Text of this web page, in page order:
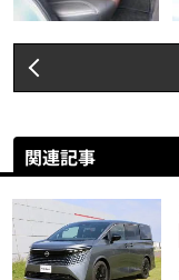
関連記事